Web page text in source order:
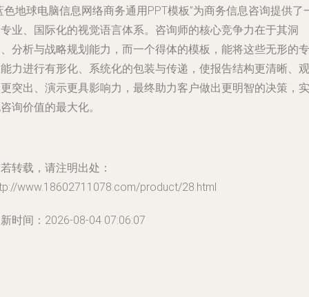
色地球电脑信息网络商务通用PPT模板”为商务信息咨询提供了
业、国际化的视觉语言体系。咨询师的核心竞争力在于其洞
分析与战略规划能力，而一个得体的模板，能将这些无形的专
力进行有形化、系统化的包装与传递，使报告结构更清晰、观
突出、演示更具影响力，最终助力客户做出更明智的决策，实
询价值的最大化。
转载，请注明出处：
www.18602711078.com/product/28.html
时间：2026-08-04 07:06:07